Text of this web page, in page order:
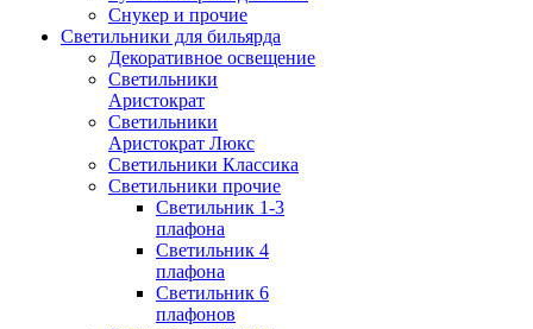
Снукер и прочие
Светильники для бильярда
Декоративное освещение
Светильники
Аристократ
Светильники
Аристократ Люкс
Светильники Классика
Светильники прочие
Светильник 1-3
плафона
Светильник 4
плафона
Светильник 6
плафонов